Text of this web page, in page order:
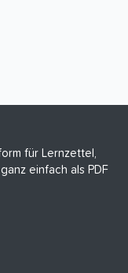
für Lernzettel,
einfach als PDF